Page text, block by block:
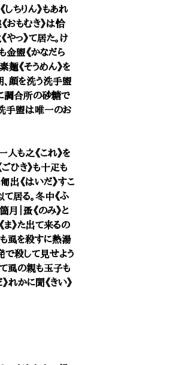
ちりん》もあれ
おもむき》は恰
やっ》て居た。け
金盥《かなだら
麺《そうめん》を
、顔を洗う洗手盥
に調合所の砂糖で
洗手盥は唯一のお
人も之《これ》を
ひき》も十疋も
出《はいだ》すこ
て居る。冬中《ふ
月｜蚤《のみ》と
ま》た出て来るの
も虱を殺すに熱湯
で殺して見せよう
て虱の親も玉子も
れかに聞《きい》